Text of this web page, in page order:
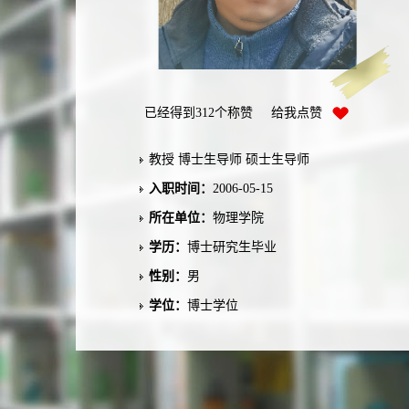
已经得到 312个称赞 给我点赞
教授 博士生导师 硕士生导师
入职时间： 2006-05-15
所在单位： 物理学院
学历： 博士研究生毕业
性别： 男
学位： 博士学位